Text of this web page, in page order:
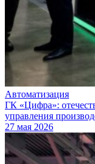
Автоматизация
ГК «Цифра»:
управления
27 мая 2026